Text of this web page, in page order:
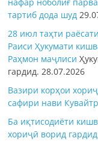
тартиб дода шуд
28 июл таҳти
Раиси Ҳукумати
Раҳмон маҷлиси
гардид.28.07.2026
Вазири корҳои
сафири нави
Ба иқтисодиёти
хориҷӣ ворид гардид